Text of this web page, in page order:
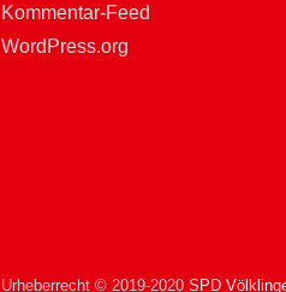
Kommentar-Feed
WordPress.org
Urheberrecht © 2019-2020 SPD